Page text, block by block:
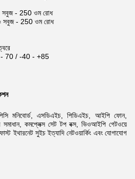
সবুজ - 250 ওম রোধ
সবুজ - 250 ওম রোধ
0 - 70 / -40 - +85
মনিবোর্ড, এসডিএইচ, পিডিএইচ, আইপি ফোন,
সমাধান, কমপ্লেক্স সেট টপ বক্স, ভিওআইপি গেটওয়ে
ইথারনেট সুইচইত্যাদি নেটওয়ার্কিং এবং যোগাযোগ